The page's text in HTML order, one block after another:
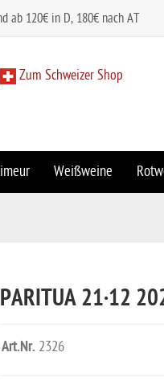
ab 120€ in D, 180€ nach AT
Zum Schweizer Shop
Weißweine
PARITUA 21·12
Art.Nr. 2326